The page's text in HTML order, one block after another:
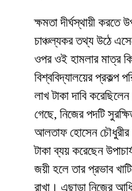
​ক্ষমতা দীর্ঘস্থায়ী করতে
চাঞ্চল্যকর তথ্য উঠে
ওপর ওই হামলার মাত্র
বিশ্ববিদ্যালয়ের প্রকল্প
লাখ টাকা দাবি
গেছে, নিজের পদটি
আলতাফ হোসেন চৌধুরীর
টাকা ব্যয় করেছেন
জয়ী হলে তার প্রভাব
রাখা। এছাড়া নিজের